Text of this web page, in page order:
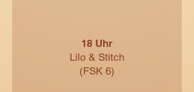
18 Uhr
Lilo & Stitch
(FSK 6)